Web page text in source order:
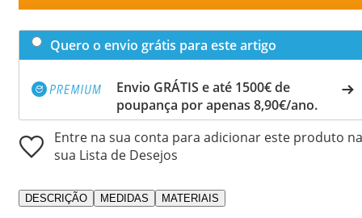
Quero o envio grátis para este artigo
Envio GRÁTIS e até 1500€ de
poupança por apenas 8,90€/ano.
Entre na sua conta para adicionar este produto na
sua Lista de Desejos
DESCRIÇÃO MEDIDAS MATERIAIS